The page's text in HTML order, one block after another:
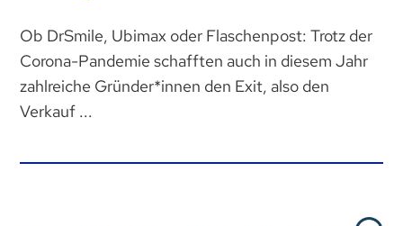
Ob DrSmile, Ubimax oder Flaschenpost: Trotz der
Corona-Pandemie schafften auch in diesem Jahr
zahlreiche Gründer*innen den Exit, also den
Verkauf ...